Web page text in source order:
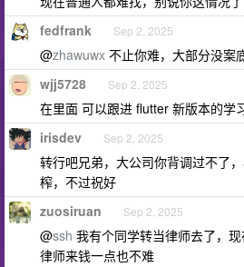
fedfrank Sep 2, 2025
@zhawuwx 不止你难，大部分没案
wjj5728 Sep 2, 2025
在里面 可以跟进 flutter 新版本的学
irisdev Sep 2, 2025
转行吧兄弟，大公司你背调过不了
榨，不过祝好
zuosiruan Sep 2, 2025
@ssh 我有个同学转当律师去了，
律师来钱一点也不难